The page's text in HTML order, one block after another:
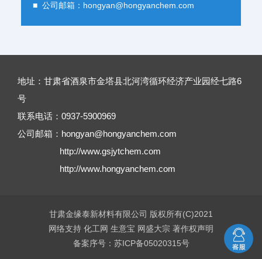
■ 公司邮箱： hongyan@hongyanchem.com
地址：甘肃省酒泉市金塔县北河湾循环经济产业园经七路6
号
联系电话：0937-5900969
公司邮箱： hongyan@hongyanchem.com
http://www.gsjytchem.com
http://www.hongyanchem.com
甘肃金缘泰新材料有限公司 版权所有(C)2021
网络支持 化工网 生意宝 网盛大宗 著作权声明
备案序号：苏ICP备05020315号